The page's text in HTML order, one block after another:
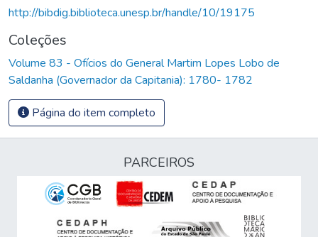
http://bibdig.biblioteca.unesp.br/handle/10/19175
Coleções
Volume 83 - Ofícios do General Martim Lopes Lobo de
Saldanha (Governador da Capitania): 1780- 1782
Página do item completo
PARCEIROS